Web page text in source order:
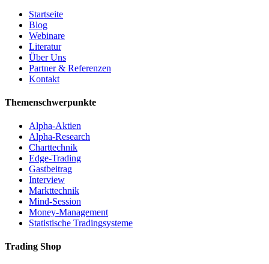
Startseite
Blog
Webinare
Literatur
Über Uns
Partner & Referenzen
Kontakt
Themenschwerpunkte
Alpha-Aktien
Alpha-Research
Charttechnik
Edge-Trading
Gastbeitrag
Interview
Markttechnik
Mind-Session
Money-Management
Statistische Tradingsysteme
Trading Shop